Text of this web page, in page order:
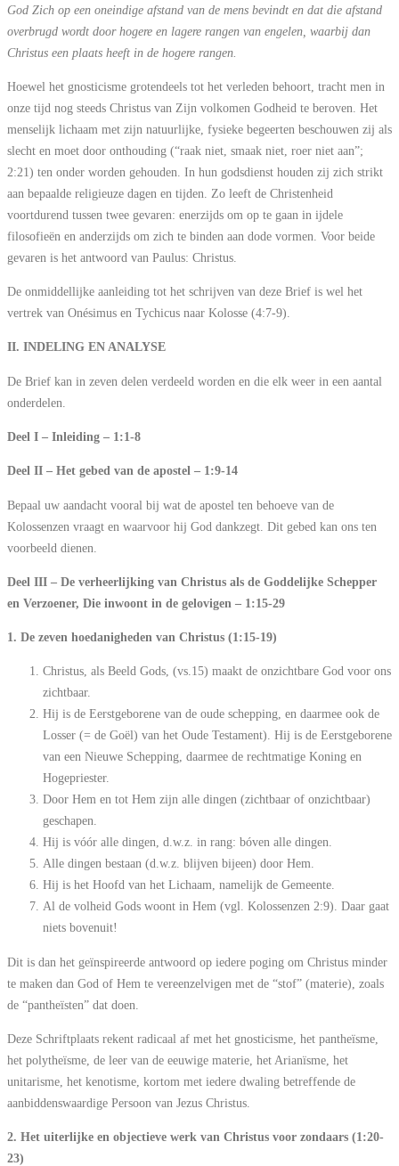
God Zich op een oneindige afstand van de mens bevindt en dat die afstand
overbrugd wordt door hogere en lagere rangen van engelen, waarbij dan
Christus een plaats heeft in de hogere rangen.
Hoewel het gnosticisme grotendeels tot het verleden behoort, tracht men in
onze tijd nog steeds Christus van Zijn volkomen Godheid te beroven. Het
menselijk lichaam met zijn natuurlijke, fysieke begeerten beschouwen zij als
slecht en moet door onthouding (“raak niet, smaak niet, roer niet aan”;
2:21) ten onder worden gehouden. In hun godsdienst houden zij zich strikt
aan bepaalde religieuze dagen en tijden. Zo leeft de Christenheid
voortdurend tussen twee gevaren: enerzijds om op te gaan in ijdele
filosofieën en anderzijds om zich te binden aan dode vormen. Voor beide
gevaren is het antwoord van Paulus: Christus.
De onmiddellijke aanleiding tot het schrijven van deze Brief is wel het
vertrek van Onésimus en Tychicus naar Kolosse (4:7-9).
II. INDELING EN ANALYSE
De Brief kan in zeven delen verdeeld worden en die elk weer in een aantal
onderdelen.
Deel I – Inleiding – 1:1-8
Deel II – Het gebed van de apostel – 1:9-14
Bepaal uw aandacht vooral bij wat de apostel ten behoeve van de
Kolossenzen vraagt en waarvoor hij God dankzegt. Dit gebed kan ons ten
voorbeeld dienen.
Deel III – De verheerlijking van Christus als de Goddelijke Schepper
en Verzoener, Die inwoont in de gelovigen – 1:15-29
1. De zeven hoedanigheden van Christus (1:15-19)
Christus, als Beeld Gods, (vs.15) maakt de onzichtbare God voor ons
zichtbaar.
Hij is de Eerstgeborene van de oude schepping, en daarmee ook de
Losser (= de Goël) van het Oude Testament). Hij is de Eerstgeborene
van een Nieuwe Schepping, daarmee de rechtmatige Koning en
Hogepriester.
Door Hem en tot Hem zijn alle dingen (zichtbaar of onzichtbaar)
geschapen.
Hij is vóór alle dingen, d.w.z. in rang: bóven alle dingen.
Alle dingen bestaan (d.w.z. blijven bijeen) door Hem.
Hij is het Hoofd van het Lichaam, namelijk de Gemeente.
Al de volheid Gods woont in Hem (vgl. Kolossenzen 2:9). Daar gaat
niets bovenuit!
Dit is dan het geïnspireerde antwoord op iedere poging om Christus minder
te maken dan God of Hem te vereenzelvigen met de “stof” (materie), zoals
de “pantheïsten” dat doen.
Deze Schriftplaats rekent radicaal af met het gnosticisme, het pantheïsme,
het polytheïsme, de leer van de eeuwige materie, het Arianïsme, het
unitarisme, het kenotisme, kortom met iedere dwaling betreffende de
aanbiddenswaardige Persoon van Jezus Christus.
2. Het uiterlijke en objectieve werk van Christus voor zondaars (1:20-
23)